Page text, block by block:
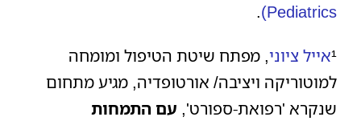
Pediatrics)
.
¹אייל ציוני, מפתח שיטת הטיפול ומומחה
למוטוריקה ויציבה/ אורטופדיה, מגיע מתחום
שנקרא 'רפואת-ספורט', עם התמחות